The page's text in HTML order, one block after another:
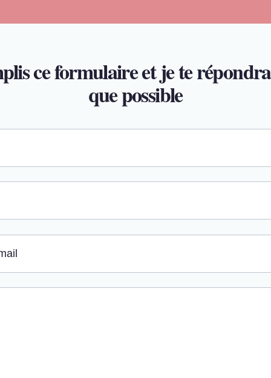
ce formulaire et je te
que possible